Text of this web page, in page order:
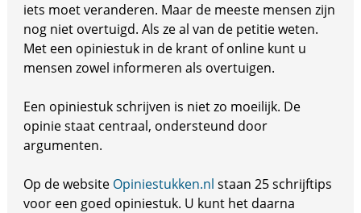
iets moet veranderen. Maar de meeste mensen zijn
nog niet overtuigd. Als ze al van de petitie weten.
Met een opiniestuk in de krant of online kunt u
mensen zowel informeren als overtuigen.
Een opiniestuk schrijven is niet zo moeilijk. De
opinie staat centraal, ondersteund door
argumenten.
Op de website Opiniestukken.nl staan 25 schrijftips
voor een goed opiniestuk. U kunt het daarna